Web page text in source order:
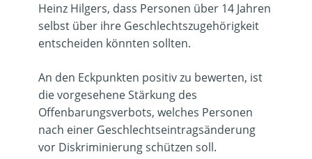
Heinz Hilgers, dass Personen über 14 Jahren
selbst über ihre Geschlechtszugehörigkeit
entscheiden könnten sollten.
An den Eckpunkten positiv zu bewerten, ist
die vorgesehene Stärkung des
Offenbarungsverbots, welches Personen
nach einer Geschlechtseintragsänderung
vor Diskriminierung schützen soll.